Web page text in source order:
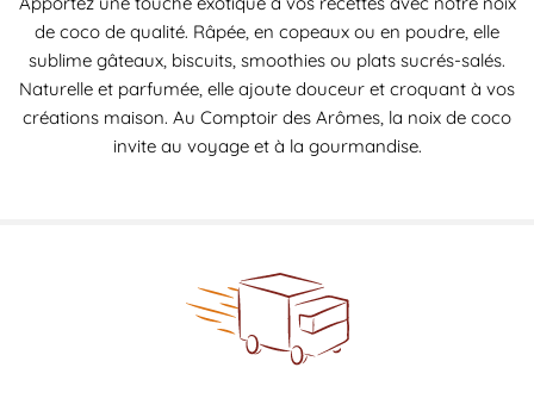
de coco de qualité. Râpée, en copeaux ou en poudre, elle
sublime gâteaux, biscuits, smoothies ou plats sucrés-salés.
Naturelle et parfumée, elle ajoute douceur et croquant à vos
créations maison. Au Comptoir des Arômes, la noix de coco
invite au voyage et à la gourmandise.